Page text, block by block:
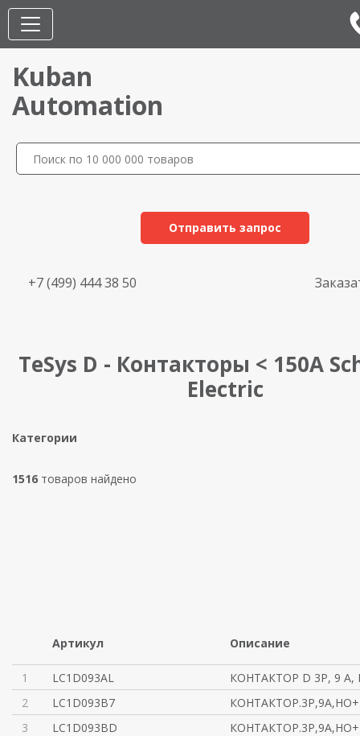
Kuban
Automation
Отправить запрос
+7 (499) 444 38 50
TeSys D - Контакторы < 150A
Electric
Категории
1516 товаров найдено
Артикул Описание
1 LC1D093AL
КОНТАКТОР D 3Р, 9 A,
2
LC1D093B7
3
LC1D093BD